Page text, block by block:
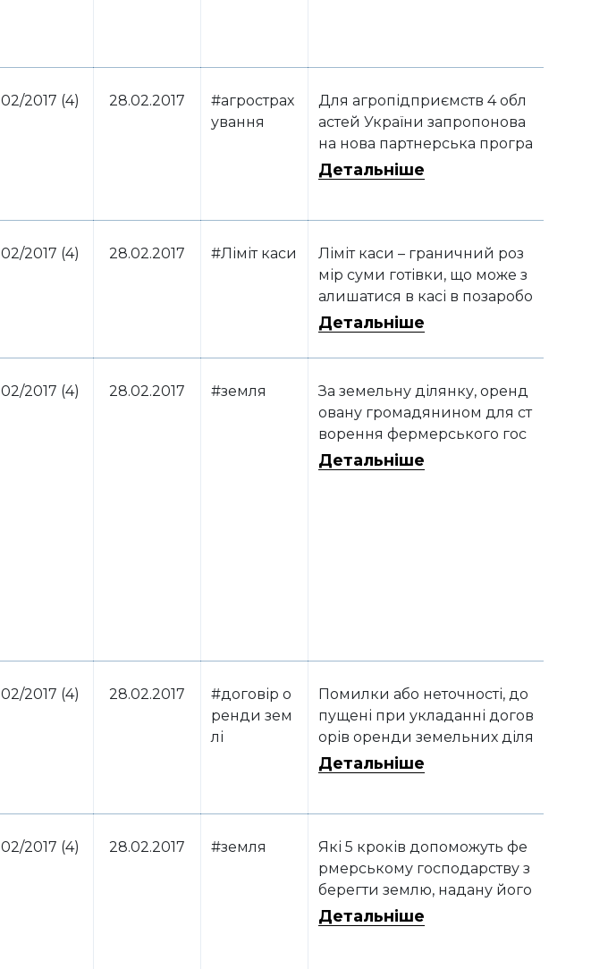
02/2017 (4) 28.02.2017
#агрострах
ування
Для агропідприємств 4 обл
астей України запропонова
на нова партнерська програ
ма агрострахування
Детальніше
02/2017 (4) 28.02.2017 #Ліміт каси
Ліміт каси – граничний роз
мір суми готівки, що може з
алишатися в касі в позаробо
чий час, за його порушення
и. Для сільськогосподарськ
ого підприємства існує кіль
ка варіантів встановлення лі
міту каси
Детальніше
02/2017 (4) 28.02.2017 #земля
За земельну ділянку, оренд
овану громадянином для ст
ворення фермерського гос
подарства, орендну плату м
Детальніше
02/2017 (4) 28.02.2017
#договір о
ренди зем
лі
Помилки або неточності, до
пущені при укладанні догов
орів оренди земельних діля
нок, можуть стати причино
Детальніше
02/2017 (4) 28.02.2017 #земля
Які 5 кроків допоможуть фе
рмерському господарству з
берегти землю, надану його
засновнику в довічне корис
Детальніше